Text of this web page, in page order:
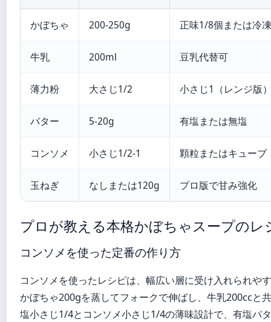
かぼちゃ 200-250g 正味1/8個または冷
牛乳 200ml 豆乳代替可
薄力粉 大さじ1/2 小さじ1（レンジ版
バター 5-20g 有塩または無塩
コンソメ 小さじ1/2-1 顆粒またはキューブ
玉ねぎ なしまたは120g プロ版で甘み強化
プロが教える本格かぼちゃスープのレ
コンソメを使った定番の作り方
コンソメを使ったレシピは、幅広い層に受け入れられや
かぼちゃ200gを蒸してフォークで伸ばし、牛乳200ccと
塩小さじ1/4とコンソメ小さじ1/4の薄味設計で、有塩バ